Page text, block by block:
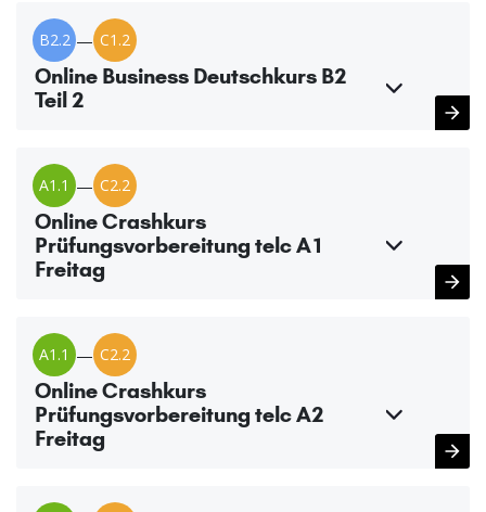
B2.2 — C1.2
Online Business Deutschkurs B2
Teil 2
A1.1 — C2.2
Online Crashkurs
Prüfungsvorbereitung telc A1
Freitag
A1.1 — C2.2
Online Crashkurs
Prüfungsvorbereitung telc A2
Freitag